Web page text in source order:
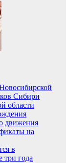
Сибири
области
движения
на
в
три года